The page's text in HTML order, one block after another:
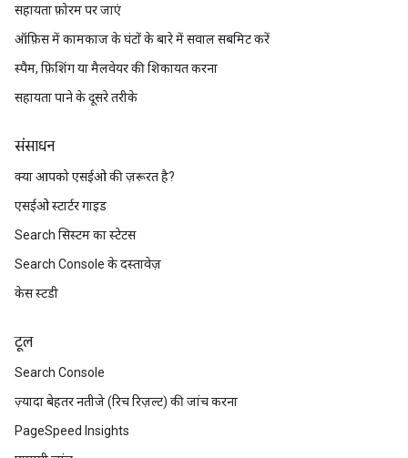
सहायता फ़ोरम पर जाएं
ऑफ़िस में कामकाज के घंटों के बारे में सवाल सबमिट करें
स्पैम, फ़िशिंग या मैलवेयर की शिकायत करना
सहायता पाने के दूसरे तरीके
संसाधन
क्या आपको एसईओ की ज़रूरत है?
एसईओ स्टार्टर गाइड
Search सिस्टम का स्टेटस
Search Console के दस्तावेज़
केस स्टडी
टूल
Search Console
ज़्यादा बेहतर नतीजे (रिच रिज़ल्ट) की जांच करना
PageSpeed Insights